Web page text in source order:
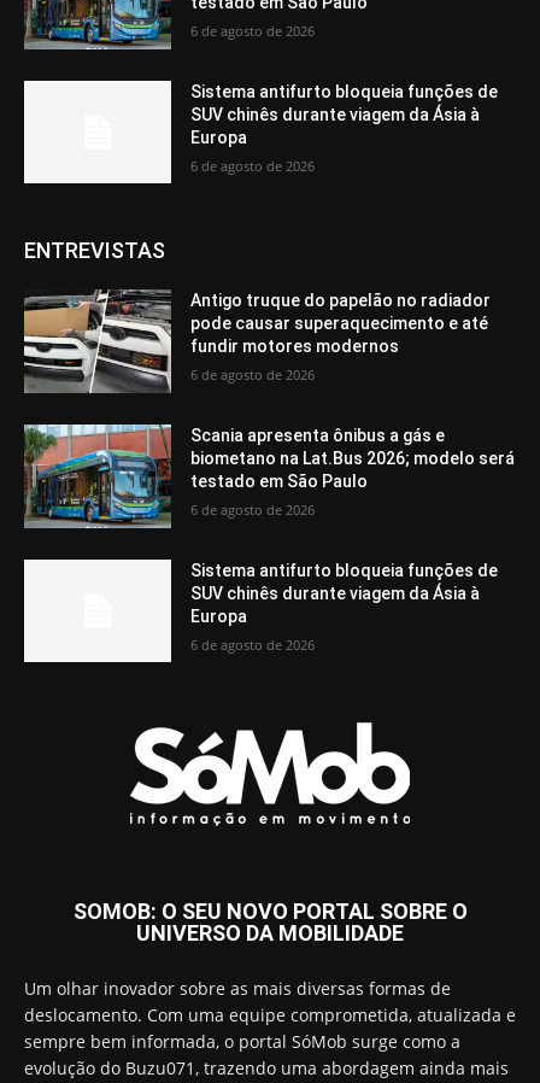
6 de agosto de 2026
Sistema antifurto bloqueia funções de
SUV chinês durante viagem da Ásia à
Europa
6 de agosto de 2026
ENTREVISTAS
Antigo truque do papelão no radiador
pode causar superaquecimento e até
fundir motores modernos
6 de agosto de 2026
Scania apresenta ônibus a gás e
biometano na Lat.Bus 2026; modelo será
testado em São Paulo
6 de agosto de 2026
Sistema antifurto bloqueia funções de
SUV chinês durante viagem da Ásia à
Europa
6 de agosto de 2026
SOMOB: O SEU NOVO PORTAL SOBRE O
UNIVERSO DA MOBILIDADE
Um olhar inovador sobre as mais diversas formas de
deslocamento. Com uma equipe comprometida, atualizada e
sempre bem informada, o portal SóMob surge como a
evolução do Buzu071, trazendo uma abordagem ainda mais